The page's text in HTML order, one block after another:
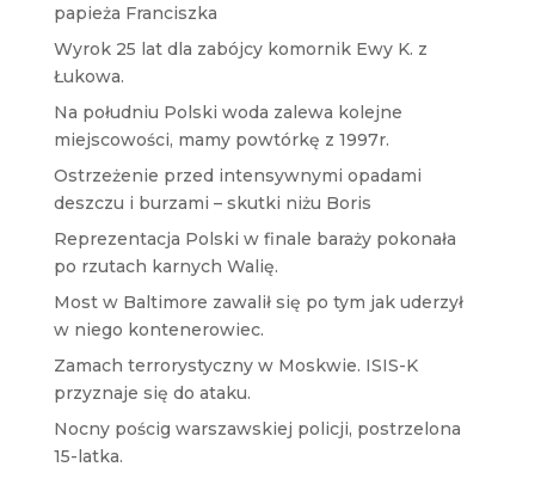
papieża Franciszka
Wyrok 25 lat dla zabójcy komornik Ewy K. z
Łukowa.
Na południu Polski woda zalewa kolejne
miejscowości, mamy powtórkę z 1997r.
Ostrzeżenie przed intensywnymi opadami
deszczu i burzami – skutki niżu Boris
Reprezentacja Polski w finale baraży pokonała
po rzutach karnych Walię.
Most w Baltimore zawalił się po tym jak uderzył
w niego kontenerowiec.
Zamach terrorystyczny w Moskwie. ISIS-K
przyznaje się do ataku.
Nocny pościg warszawskiej policji, postrzelona
15-latka.